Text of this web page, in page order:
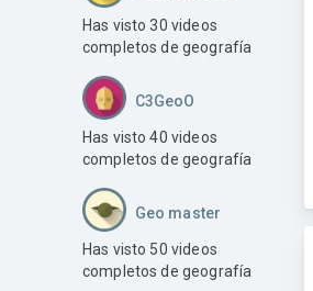
Has visto 30 videos
completos de geografía
C3GeoO
Has visto 40 videos
completos de geografía
Geo master
Has visto 50 videos
completos de geografía